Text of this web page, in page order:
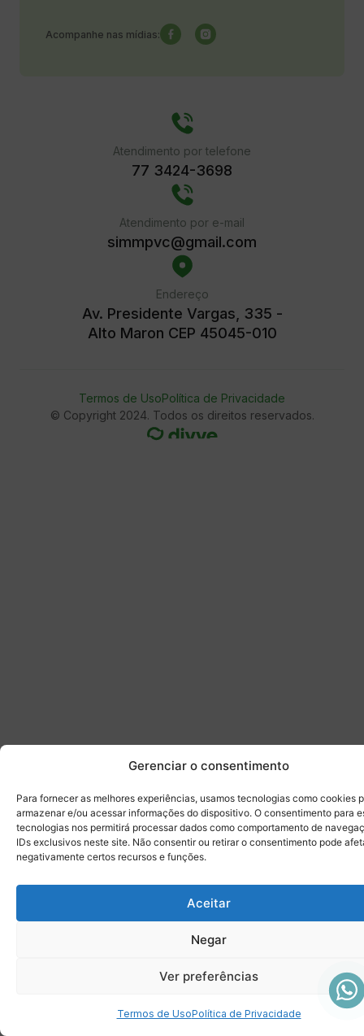
Gerenciar o consentimento
Para fornecer as melhores experiências, usamos tecnologias como cookies
armazenar e/ou acessar informações do dispositivo. O consentimento para
tecnologias nos permitirá processar dados como comportamento de
IDs exclusivos neste site. Não consentir ou retirar o consentimento pode
negativamente certos recursos e funções.
Aceitar
Negar
Ver preferências
Termos de UsoPolítica de Privacidade
Acompanhe nas mídias:
Atendimento por telefone
77 3424-3698
Atendimento por e-mail
simmpvc@gmail.com
Endereço
Av. Presidente Vargas, 335 -
Alto Maron CEP 45045-010
Termos de UsoPolítica de Privacidade
© Copyright 2024. Todos os direitos reservados.